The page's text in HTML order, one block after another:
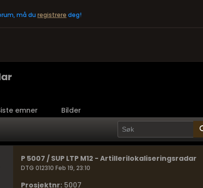
må du registrere deg!
emner
Bilder
P 5007 / SUP LTP M12 - Artillerilokaliseringsradar
DTG 012310 Feb 19, 23:10
Prosjektnr: 5007